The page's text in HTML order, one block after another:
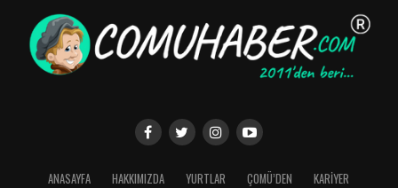
ANASAYFA HAKKIMIZDA YURTLAR ÇOMÜ’DEN
KARİYER